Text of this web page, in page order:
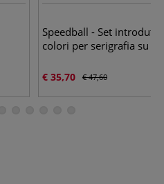
Speedball - Set
colori per serigrafia su
€ 35,70 € 47,60